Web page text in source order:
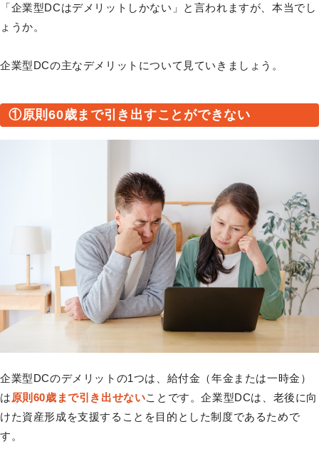
「企業型DCはデメリットしかない」と言われますが、本当でし
ょうか。
企業型DCの主なデメリットについて見ていきましょう。
①原則60歳まで引き出すことができない
企業型DCのデメリットの1つは、給付金（年金または一時金）
は 原則60歳まで引き出せないことです。企業型DCは、老後に向
けた資産形成を支援することを目的とした制度であるためで
す。